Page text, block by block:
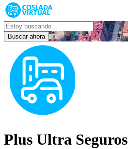
Buscar ahora
Plus Ultra Seguros